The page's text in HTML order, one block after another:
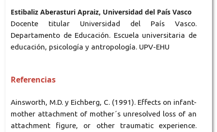
Estibaliz Aberasturi Apraiz, Universidad del País Vasco
Docente titular Universidad del País Vasco.
Departamento de Educación. Escuela universitaria de
educación, psicología y antropología. UPV-EHU
Referencias
Ainsworth, M.D. y Eichberg, C. (1991). Effects on infant-
mother attachment of mother´s unresolved loss of an
attachment figure, or other traumatic experience.